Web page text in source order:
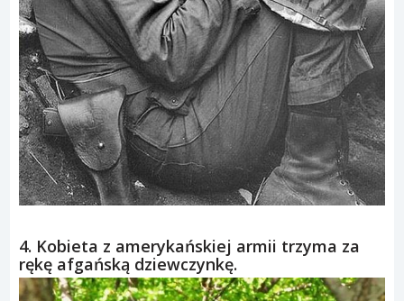
4. Kobieta z amerykańskiej armii trzyma za
rękę afgańską dziewczynkę.